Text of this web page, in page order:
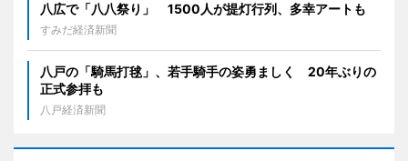
八広で「八八祭り」 1500人が提灯行列、多幸アートも
すみだ経済新聞
八戸の「騎馬打毬」、若手騎手の姿勇ましく 20年ぶりの
正式参拝も
八戸経済新聞